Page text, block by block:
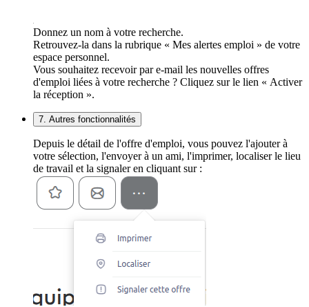
Donnez un nom à votre recherche.
Retrouvez-la dans la rubrique « Mes alertes emploi » de votre
espace personnel.
Vous souhaitez recevoir par e-mail les nouvelles offres
d'emploi liées à votre recherche ? Cliquez sur le lien « Activer
la réception ».
7. Autres fonctionnalités
Depuis le détail de l'offre d'emploi, vous pouvez l'ajouter à
votre sélection, l'envoyer à un ami, l'imprimer, localiser le lieu
de travail et la signaler en cliquant sur :